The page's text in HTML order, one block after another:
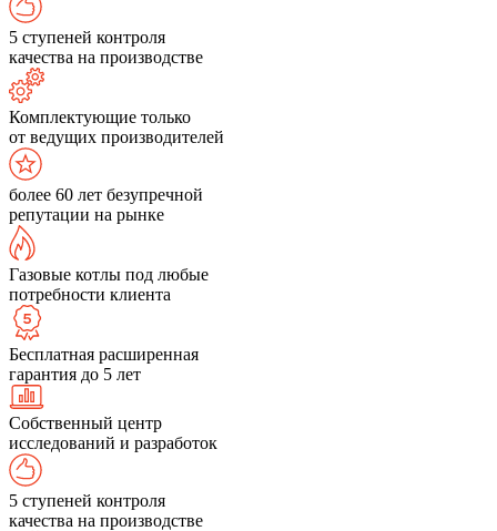
5 ступеней контроля
качества на производстве
Комплектующие только
от ведущих производителей
более 60 лет безупречной
репутации на рынке
Газовые котлы под любые
потребности клиента
Бесплатная расширенная
гарантия до 5 лет
Собственный центр
исследований и разработок
5 ступеней контроля
качества на производстве